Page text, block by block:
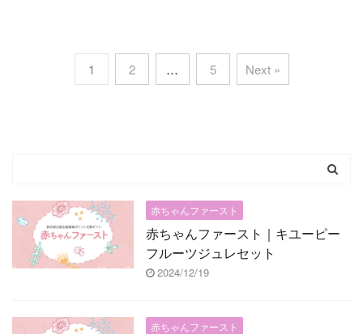
1 2 … 5 Next »
赤ちゃんファースト
赤ちゃんファースト｜キユーピー
フルーツジュレセット
2024/12/19
赤ちゃんファースト